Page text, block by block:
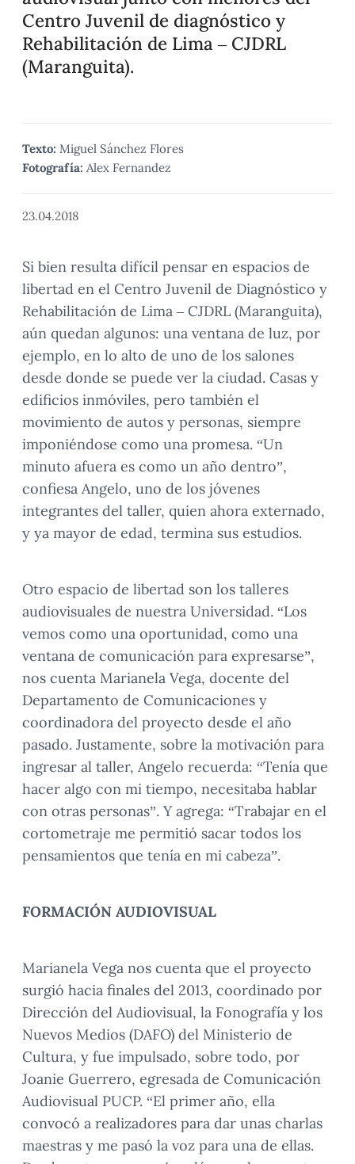
Centro Juvenil de diagnóstico y
Rehabilitación de Lima – CJDRL
(Maranguita).
Texto: Miguel Sánchez Flores
Fotografía: Alex Fernandez
23.04.2018
Si bien resulta difícil pensar en espacios de
libertad en el Centro Juvenil de Diagnóstico y
Rehabilitación de Lima – CJDRL (Maranguita),
aún quedan algunos: una ventana de luz, por
ejemplo, en lo alto de uno de los salones
desde donde se puede ver la ciudad. Casas y
edificios inmóviles, pero también el
movimiento de autos y personas, siempre
imponiéndose como una promesa. “Un
minuto afuera es como un año dentro”,
confiesa Angelo, uno de los jóvenes
integrantes del taller, quien ahora externado,
y ya mayor de edad, termina sus estudios.
Otro espacio de libertad son los talleres
audiovisuales de nuestra Universidad. “Los
vemos como una oportunidad, como una
ventana de comunicación para expresarse”,
nos cuenta Marianela Vega, docente del
Departamento de Comunicaciones y
coordinadora del proyecto desde el año
pasado. Justamente, sobre la motivación para
ingresar al taller, Angelo recuerda: “Tenía que
hacer algo con mi tiempo, necesitaba hablar
con otras personas”. Y agrega: “Trabajar en el
cortometraje me permitió sacar todos los
pensamientos que tenía en mi cabeza”.
FORMACIÓN AUDIOVISUAL
Marianela Vega nos cuenta que el proyecto
surgió hacia finales del 2013, coordinado por
Dirección del Audiovisual, la Fonografía y los
Nuevos Medios (DAFO) del Ministerio de
Cultura, y fue impulsado, sobre todo, por
Joanie Guerrero, egresada de Comunicación
Audiovisual PUCP. “El primer año, ella
convocó a realizadores para dar unas charlas
maestras y me pasó la voz para una de ellas.